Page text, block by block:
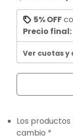
5% OFF
Precio final:
Ver cuotas y
Los productos
cambio *